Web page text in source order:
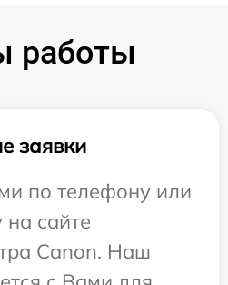
работы
заявки
по телефону или
на сайте
Canon. Наш